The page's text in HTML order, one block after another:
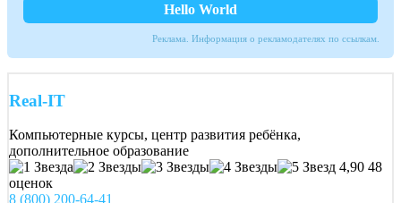
Hello World
Реклама. Информация о рекламодателях по ссылкам.
Real-IT
Компьютерные курсы, центр развития ребёнка,
дополнительное образование
4,90 48
оценок
8 (800) 200-64-41